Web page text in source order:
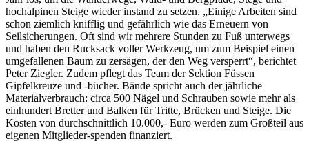
hochalpinen Steige wieder instand zu setzen. „Einige Arbeiten sind
schon ziemlich knifflig und gefährlich wie das Erneuern von
Seilsicherungen. Oft sind wir mehrere Stunden zu Fuß unterwegs
und haben den Rucksack voller Werkzeug, um zum Beispiel einen
umgefallenen Baum zu zersägen, der den Weg versperrt“, berichtet
Peter Ziegler. Zudem pflegt das Team der Sektion Füssen
Gipfelkreuze und -bücher. Bände spricht auch der jährliche
Materialverbrauch: circa 500 Nägel und Schrauben sowie mehr als
einhundert Bretter und Balken für Tritte, Brücken und Steige. Die
Kosten von durchschnittlich 10.000,- Euro werden zum Großteil aus
eigenen Mitglieder-spenden finanziert.